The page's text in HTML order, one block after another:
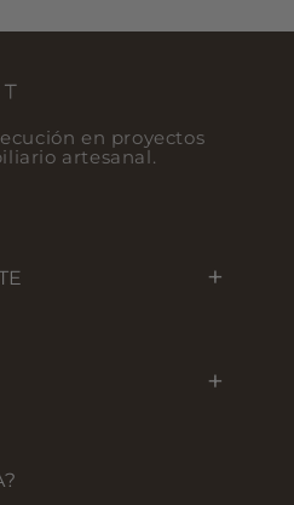
en proyectos
artesanal.